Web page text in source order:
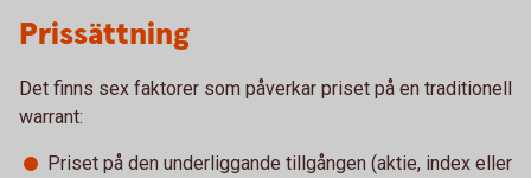
Prissättning
Det finns sex faktorer som påverkar priset på en traditionell
warrant:
Priset på den underliggande tillgången (aktie, index eller